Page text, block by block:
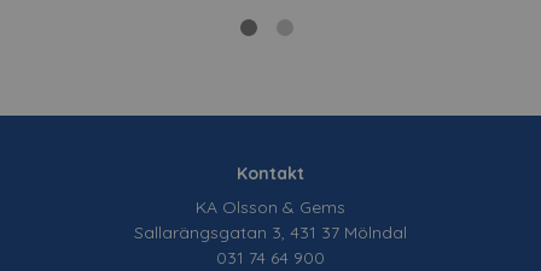
Kontakt
KA Olsson & Gems
Sallarängsgatan 3, 431 37 Mölndal
031 74 64 900